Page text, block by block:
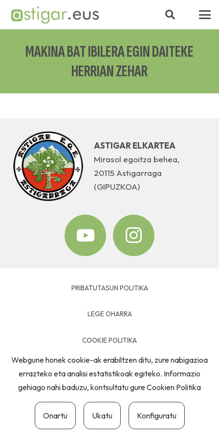
MAKINA BAT IBILERA EGIN DAITEKE
HERRIAN ZEHAR
ASTIGAR ELKARTEA
Mirasol egoitza behea,
20115 Astigarraga
(GIPUZKOA)
PRIBATUTASUN POLITIKA
LEGE OHARRA
COOKIE POLITIKA
Webgune honek cookie-ak erabiltzen ditu, zure nabigazioa
errazteko eta analisi estatistikoak egiteko. Informazio
gehiago nahi baduzu, kontsultatu gureCookien Politika
Onartu Ukatu Konfiguratu